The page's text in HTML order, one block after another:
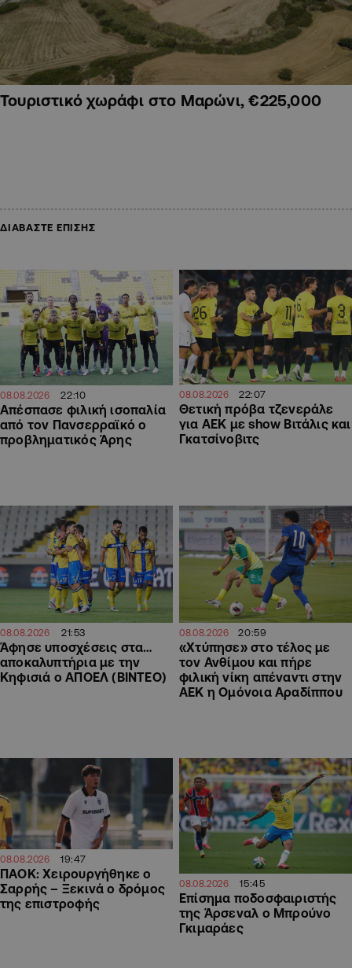
Τουριστικό χωράφι στο Μαρώνι, €225,000
ΔΙΑΒΑΣΤΕ ΕΠΙΣΗΣ
08.08.2026 22:10
Απέσπασε φιλική ισοπαλία
από τον Πανσερραϊκό ο
προβληματικός Άρης
08.08.2026 22:07
Θετική πρόβα τζενεράλε
για ΑΕΚ με show Βιτάλις και
Γκατσίνοβιτς
08.08.2026 21:53
Άφησε υποσχέσεις στα…
αποκαλυπτήρια με την
Κηφισιά ο ΑΠΟΕΛ (ΒΙΝΤΕΟ)
08.08.2026 20:59
«Χτύπησε» στο τέλος με
τον Ανθίμου και πήρε
φιλική νίκη απέναντι στην
ΑΕΚ η Ομόνοια Αραδίππου
08.08.2026 19:47
ΠΑΟΚ: Χειρουργήθηκε ο
Σαρρής – Ξεκινά ο δρόμος
της επιστροφής
08.08.2026 15:45
Επίσημα ποδοσφαιριστής
της Άρσεναλ ο Μπρούνο
Γκιμαράες